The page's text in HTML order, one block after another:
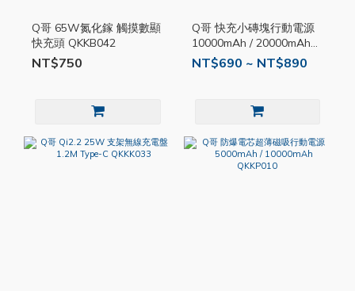
Q哥 65W氮化鎵 觸摸數顯
快充頭 QKKB042
NT$750
Q哥 快充小磚塊行動電源
10000mAh / 20000mAh
QKKP022
NT$690 ~ NT$890